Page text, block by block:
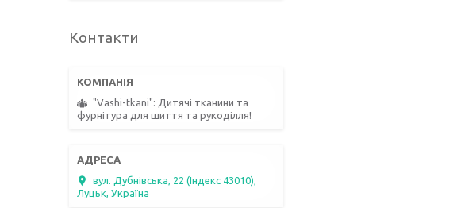
Контакти
"Vashi-tkani": Дитячі тканини та
фурнітура для шиття та рукоділля!
вул. Дубнівська, 22 (Індекс 43010),
Луцьк, Україна